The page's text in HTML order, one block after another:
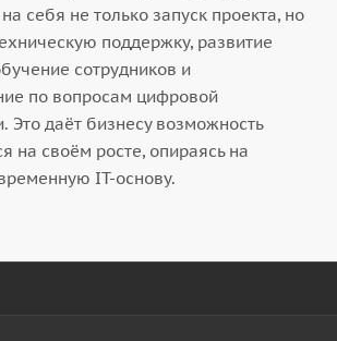
себя не только запуск проекта, но
поддержку, развитие
сотрудников и
по вопросам цифровой
Это даёт бизнесу возможность
на своём росте, опираясь на
IT-основу.